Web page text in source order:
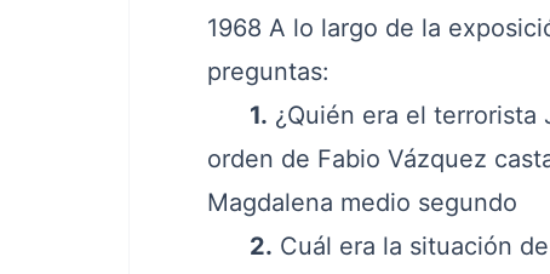
1968 A lo largo de la
preguntas:
1. ¿Quién era el
orden de Fabio Vázquez
Magdalena medio segundo
2. Cuál era la situación